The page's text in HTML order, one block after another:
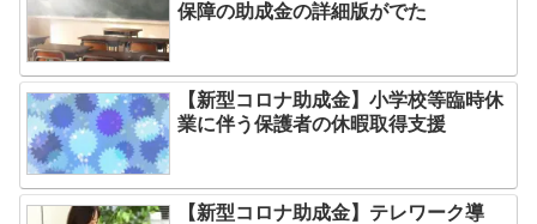
保障の助成金の詳細版がでた
【新型コロナ助成金】小学校等臨時休
業に伴う保護者の休暇取得支援
【新型コロナ助成金】テレワーク導